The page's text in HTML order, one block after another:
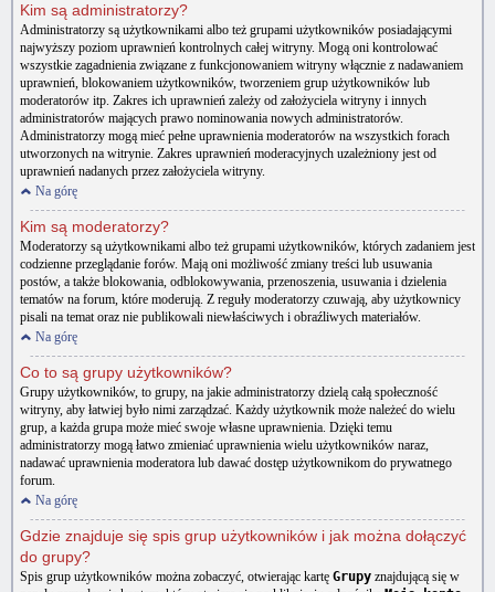
Kim są administratorzy?
Administratorzy są użytkownikami albo też grupami użytkowników posiadającymi
najwyższy poziom uprawnień kontrolnych całej witryny. Mogą oni kontrolować
wszystkie zagadnienia związane z funkcjonowaniem witryny włącznie z nadawaniem
uprawnień, blokowaniem użytkowników, tworzeniem grup użytkowników lub
moderatorów itp. Zakres ich uprawnień zależy od założyciela witryny i innych
administratorów mających prawo nominowania nowych administratorów.
Administratorzy mogą mieć pełne uprawnienia moderatorów na wszystkich forach
utworzonych na witrynie. Zakres uprawnień moderacyjnych uzależniony jest od
uprawnień nadanych przez założyciela witryny.
Na górę
Kim są moderatorzy?
Moderatorzy są użytkownikami albo też grupami użytkowników, których zadaniem jest
codzienne przeglądanie forów. Mają oni możliwość zmiany treści lub usuwania
postów, a także blokowania, odblokowywania, przenoszenia, usuwania i dzielenia
tematów na forum, które moderują. Z reguły moderatorzy czuwają, aby użytkownicy
pisali na temat oraz nie publikowali niewłaściwych i obraźliwych materiałów.
Na górę
Co to są grupy użytkowników?
Grupy użytkowników, to grupy, na jakie administratorzy dzielą całą społeczność
witryny, aby łatwiej było nimi zarządzać. Każdy użytkownik może należeć do wielu
grup, a każda grupa może mieć swoje własne uprawnienia. Dzięki temu
administratorzy mogą łatwo zmieniać uprawnienia wielu użytkowników naraz,
nadawać uprawnienia moderatora lub dawać dostęp użytkownikom do prywatnego
forum.
Na górę
Gdzie znajduje się spis grup użytkowników i jak można dołączyć
do grupy?
Spis grup użytkowników można zobaczyć, otwierając kartę Grupy znajdującą się w